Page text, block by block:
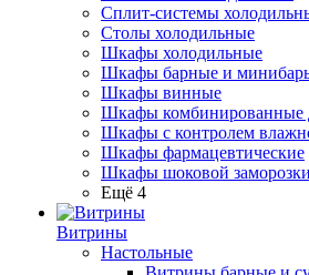
Сплит-системы
Столы холодильные
Шкафы холодильные
Шкафы барные и
Шкафы винные
Шкафы комбинированные
Шкафы с контролем
Шкафы фармацевтические
Шкафы шоковой заморозки
Ещё 4
Витрины
Настольные